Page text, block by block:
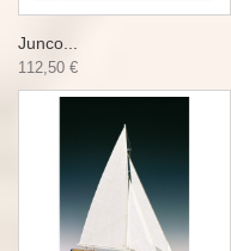
Junco...
112,50 €